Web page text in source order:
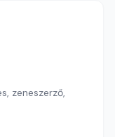
zeneszerző,